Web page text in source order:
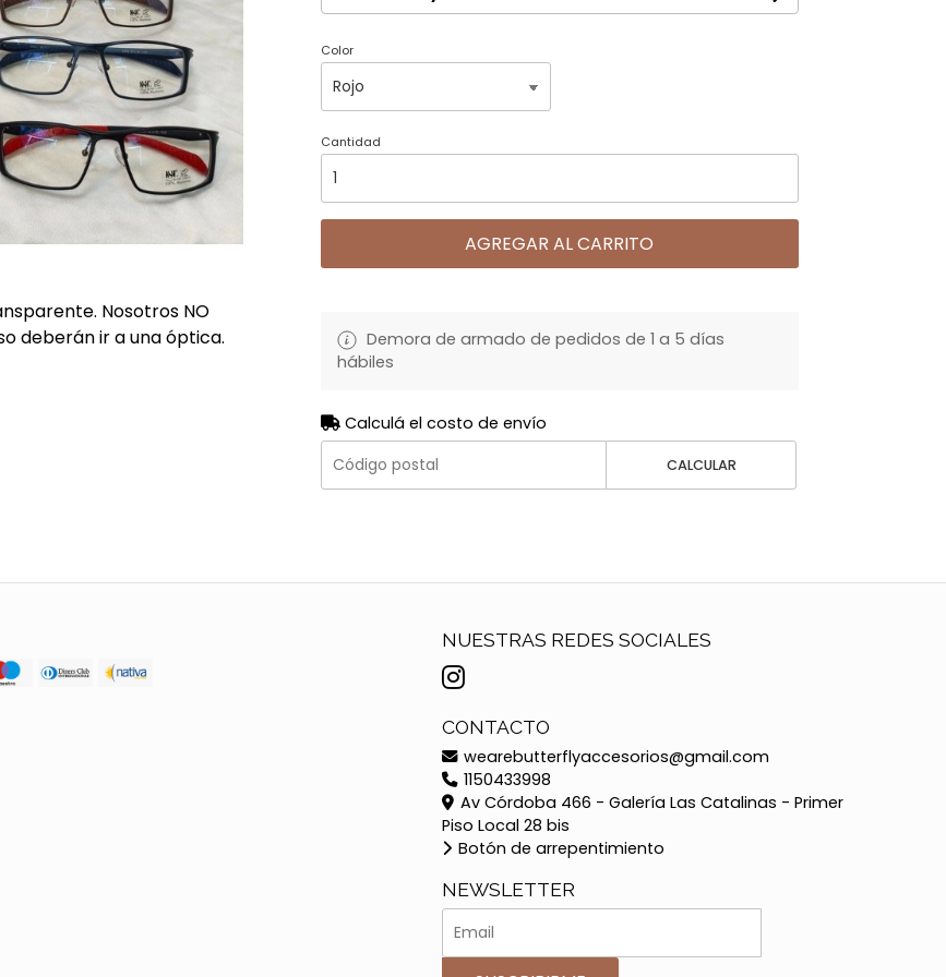
Nosotros NO
deberán ir a una óptica.
Color
Cantidad
AGREGAR AL CARRITO
Demora de armado de pedidos de 1 a 5 días
hábiles
Calculá el costo de envío
CALCULAR
NUESTRAS REDES SOCIALES
CONTACTO
wearebutterflyaccesorios@gmail.com
1150433998
Av Córdoba 466 - Galería Las Catalinas - Primer
Piso Local 28 bis
Botón de arrepentimiento
NEWSLETTER